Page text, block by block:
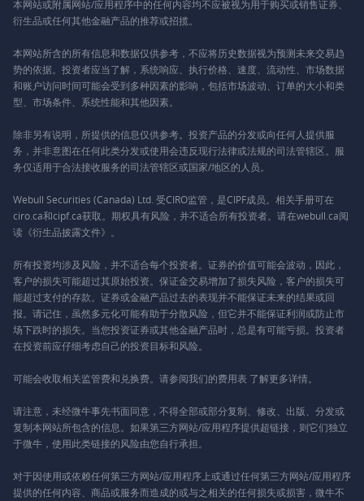
本网站或附属网站/应用程序中的任何内容均不应被视为用于购买或销售证券、
衍生品或任何其他金融产品的推荐或招揽。
本网站所含的所有信息和数据仅供参考，不应将历史数据视为预测未来交易趋
势的依据。投资者应当了解，系统响应、执行价格、速度、流动性、市场数据
和账户访问时间可能会受到多种因素的影响，包括市场波动、订单的大小和类
型、市场条件、系统性能和其他因素。
除非另有说明，所提供的信息仅供参考。投资产品的分发或向任何人提供服
务，并非意图在任何此类分发或使用会违反现行法律或法规的司法管辖区。服
务仅适用于合法接收服务的司法管辖区或国家/地区的人员。
Webull Securities (Canada) Ltd. 受CIRO监管，是CIPF成员。相关手册可在
ciro.ca和cipf.ca获取。期权具有风险，并不适合所有投资者。请在webull.ca阅
读《衍生品披露文件》。
所有投资均涉及风险，并不适合每个投资者。证券的价值可能会波动，因此，
客户的损失可能超过其原始投资。保证金交易增加了损失风险，客户的损失可
能超过支付的存款。证券或金融产品过去的表现并不能保证未来的结果或回
报。请记住，虽然多元化可能有助于分散风险，但它并不能保证利润或防止市
场下跌时的损失。当您投资证券或其他金融产品时，总是有可能亏损。投资者
在投资前应仔细考虑自己的投资目标和风险。
可能会收取相关监管费和兑换费。请参阅我们的费用表 了解更多详情。
请注意，未经微牛事先书面同意，不得全部或部分复制、修改、出版、分发或
复制本网站所包含的信息。如果第三方网站/应用程序提供超链接，则它们独立
于微牛，使用此类链接的风险由您自行承担。
对于因使用或依赖任何第三方网站/应用程序上或通过任何第三方网站/应用程序
提供的任何内容、商品或服务而造成的或与之相关的任何损失或损害，微牛不